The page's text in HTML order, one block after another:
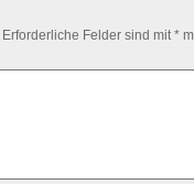
Erforderliche Felder sind mit*